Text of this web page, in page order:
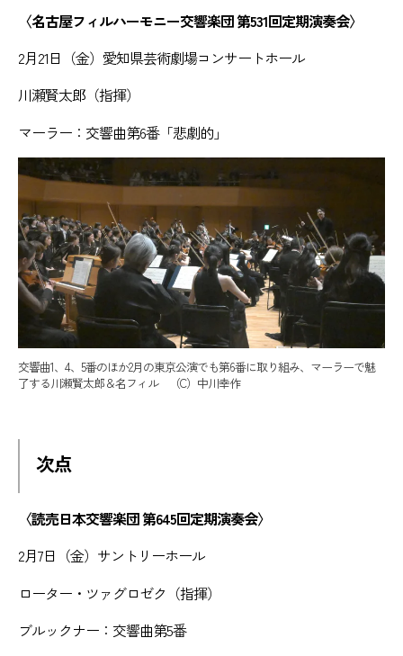
〈名古屋フィルハーモニー交響楽団 第531回定期演奏会〉
2月21日（金）愛知県芸術劇場コンサートホール
川瀬賢太郎（指揮）
マーラー：交響曲第6番「悲劇的」
交響曲1、4、5番のほか2月の東京公演でも第6番に取り組み、マーラーで魅
了する川瀬賢太郎＆名フィル （C）中川幸作
次点
〈読売日本交響楽団 第645回定期演奏会〉
2月7日（金）サントリーホール
ローター・ツァグロゼク（指揮）
ブルックナー：交響曲第5番